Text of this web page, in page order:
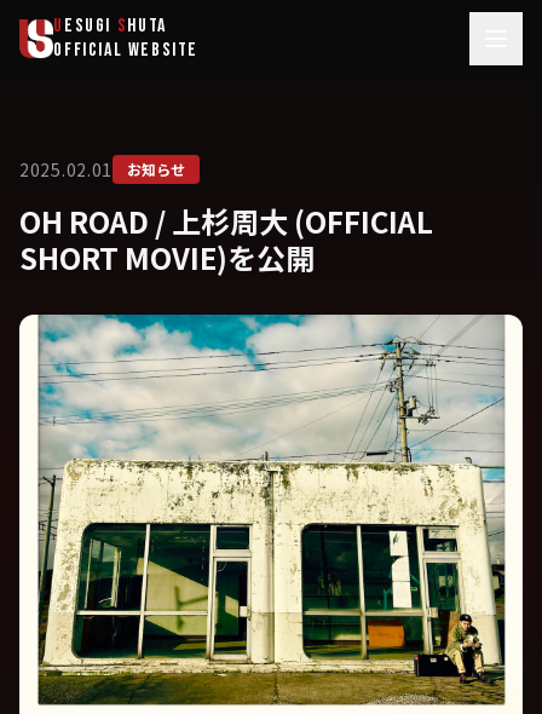
メインコンテンツへスキップ
U ESUGI SHUTA
OFFICIAL WEBSITE
2025.02.01 お知らせ
OH ROAD / 上杉周大 (OFFICIAL
SHORT MOVIE)を公開